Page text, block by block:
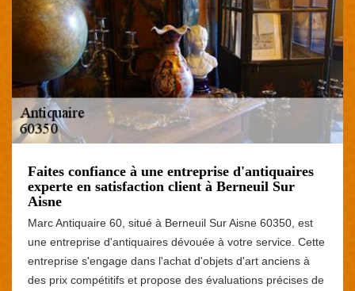
Faites confiance à une entreprise d'antiquaires
experte en satisfaction client à Berneuil Sur
Aisne
Marc Antiquaire 60, situé à Berneuil Sur Aisne 60350, est
une entreprise d'antiquaires dévouée à votre service. Cette
entreprise s'engage dans l'achat d'objets d'art anciens à
des prix compétitifs et propose des évaluations précises de